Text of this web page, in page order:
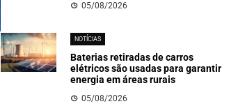
05/08/2026
NOTÍCIAS
Baterias retiradas de carros
elétricos são usadas para garantir
energia em áreas rurais
05/08/2026